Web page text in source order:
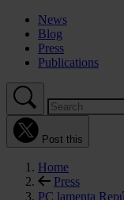
News
Blog
Press
Publications
Post this
Home
Press
PC lamenta